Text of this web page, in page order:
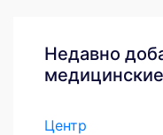
Недавно
Центр